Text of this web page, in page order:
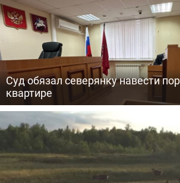
Суд обязал северянку навести
квартире